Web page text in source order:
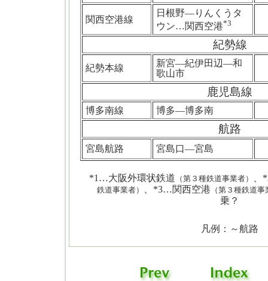
関西空港線
日根野―りんくうタ
ウン…関西空港*3
紀勢線
紀勢本線
新宮―紀伊田辺―和
歌山市
鹿児島線
博多南線 博多―博多南
航路
宮島航路 宮島口―宮島
*1…大阪外環状鉄道 （第３種鉄道事業者）
鉄道事業者） 、*3…関西空港 （第３種鉄道事
乗？
凡例：～航路